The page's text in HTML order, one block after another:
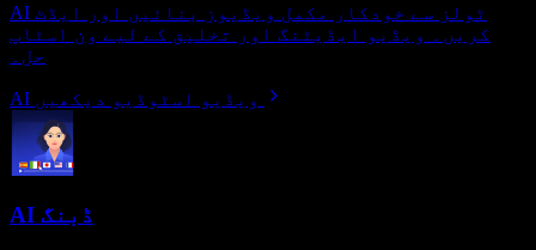
AI ٹولز سے خودکار مکمل ویڈیوز بنائیں اور ایڈٹ
کریں۔ ویڈیو ایڈیٹنگ اور تخلیق کے لیے ون اسٹاپ
حل۔
AI ویڈیو اسٹوڈیو دیکھیں
AI ڈبنگ